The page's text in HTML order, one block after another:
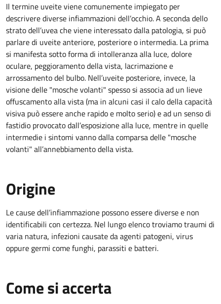
Il termine uveite viene comunemente impiegato per
descrivere diverse infiammazioni dell’occhio. A seconda dello
strato dell’uvea che viene interessato dalla patologia, si può
parlare di uveite anteriore, posteriore o intermedia. La prima
si manifesta sotto forma di intolleranza alla luce, dolore
oculare, peggioramento della vista, lacrimazione e
arrossamento del bulbo. Nell’uveite posteriore, invece, la
visione delle "mosche volanti" spesso si associa ad un lieve
offuscamento alla vista (ma in alcuni casi il calo della capacità
visiva può essere anche rapido e molto serio) e ad un senso di
fastidio provocato dall’esposizione alla luce, mentre in quelle
intermedie i sintomi vanno dalla comparsa delle "mosche
volanti" all’annebbiamento della vista.
Origine
Le cause dell’infiammazione possono essere diverse e non
identificabili con certezza. Nel lungo elenco troviamo traumi di
varia natura, infezioni causate da agenti patogeni, virus
oppure germi come funghi, parassiti e batteri.
Come si accerta